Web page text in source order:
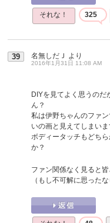
それな！ 325
39 名無しだＪ より
2016年1月31日 11:08 AM
DIYを見てよく思うのだ
ん？
私は伊野ちゃんのファ
いの画と見えてしまい
ボディータッチもどち
か？
ファン関係なく見ると
（もし不可解に思った